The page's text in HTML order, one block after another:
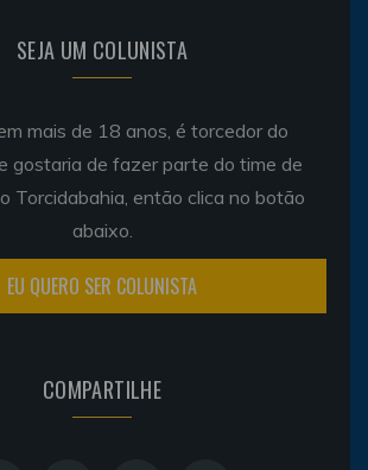
SEJA UM COLUNISTA
mais de 18 anos, é torcedor do
gostaria de fazer parte do time de
Torcidabahia, então clica no botão
abaixo.
EU QUERO SER COLUNISTA
COMPARTILHE